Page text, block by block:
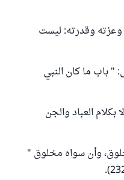
وقدرته: ليست
" باب ما كان النبي
بكلام العباد والجن
وأن سواه مخلوق "